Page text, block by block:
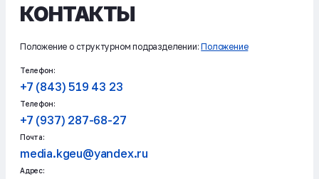
КОНТАКТЫ
Положение о структурном подразделении:Положение
Телефон:
+7 (843) 519 43 23
Телефон:
+7 (937) 287-68-27
Почта:
media.kgeu@yandex.ru
Адрес: